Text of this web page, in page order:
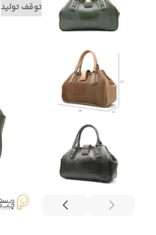
توقف تولید